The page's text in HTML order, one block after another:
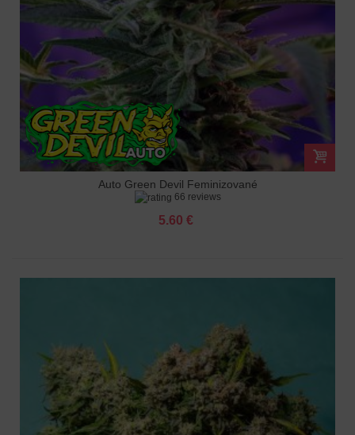
Auto Green Devil Feminizované
66 reviews
5.60 €